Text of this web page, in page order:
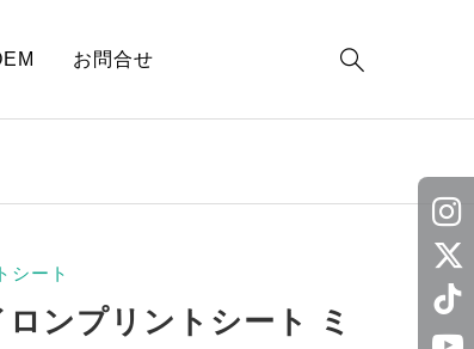
お問合せ 
シート
ンプリントシート ミ